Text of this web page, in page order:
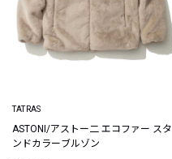
TATRAS
ASTONI/アストー二 エコファー スタ
ンドカラーブルゾン